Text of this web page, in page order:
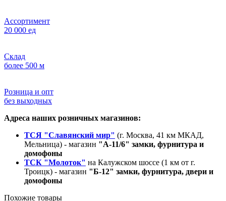
Ассортимент
20 000 ед
Склад
более 500 м
Розница и опт
без выходных
Адреса наших розничных магазинов:
ТСЯ "Славянский мир" (г. Москва, 41 км МКАД,
Мельница) - магазин "А-11/6" замки, фурнитура и
домофоны
ТСК "Молоток" на Калужском шоссе (1 км от г.
Троицк) - магазин "Б-12" замки, фурнитура, двери и
домофоны
Похожие товары